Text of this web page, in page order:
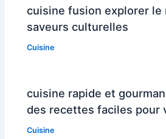
cuisine fusion explorer le
saveurs culturelles
Cuisine
cuisine rapide et
des recettes faciles pour
Cuisine